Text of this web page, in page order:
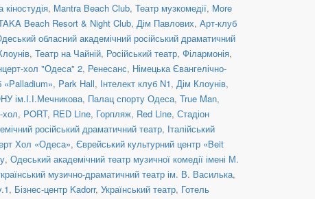
, Mantra Beach Club, Театр музкомедії, More
Beach Resort & Night Club, Дім Павлових, Арт-клуб
обласний академічний російський драматичний
, Театр на Чайній, Російський театр, Філармонія,
хол "Одеса" 2, Ренесанс, Німецька Євангелічно-
«Palladium», Park Hall, Інтелект клуб N1, Дім Клоунів,
ім.І.І.Мечникова, Палац спорту Одеса, True Man,
хол, PORT, RED Line, Горпляж, Red Line, Стадіон
російський драматичний театр, Італійський
Хол «Одеса», Єврейський культурний центр «Beit
, Одеський академічний театр музичної комедії імені М.
музично-драматичний театр ім. В. Василька,
, Бізнес-центр Kadorr, Український театр, Готель